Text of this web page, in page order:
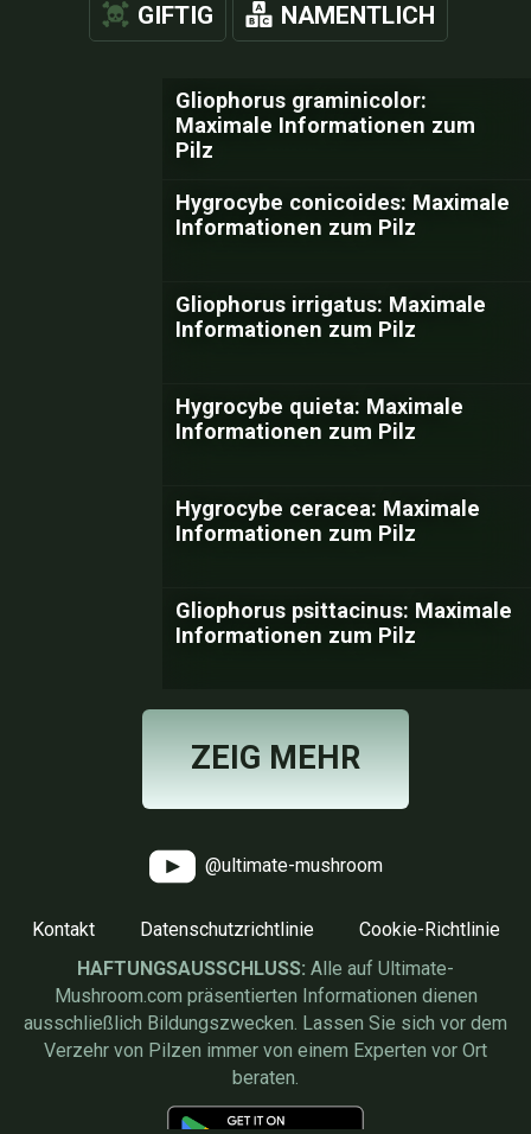
GIFTIG NAMENTLICH
Gliophorus graminicolor:
Maximale Informationen zum
Pilz
Hygrocybe conicoides: Maximale
Informationen zum Pilz
Gliophorus irrigatus: Maximale
Informationen zum Pilz
Hygrocybe quieta: Maximale
Informationen zum Pilz
Hygrocybe ceracea: Maximale
Informationen zum Pilz
Gliophorus psittacinus: Maximale
Informationen zum Pilz
ZEIG MEHR
@ultimate-mushroom
Kontakt Datenschutzrichtlinie
Cookie-Richtlinie
HAFTUNGSAUSSCHLUSS: Alle auf Ultimate-
Mushroom.com präsentierten Informationen dienen
ausschließlich Bildungszwecken. Lassen Sie sich vor dem
Verzehr von Pilzen immer von einem Experten vor Ort
beraten.